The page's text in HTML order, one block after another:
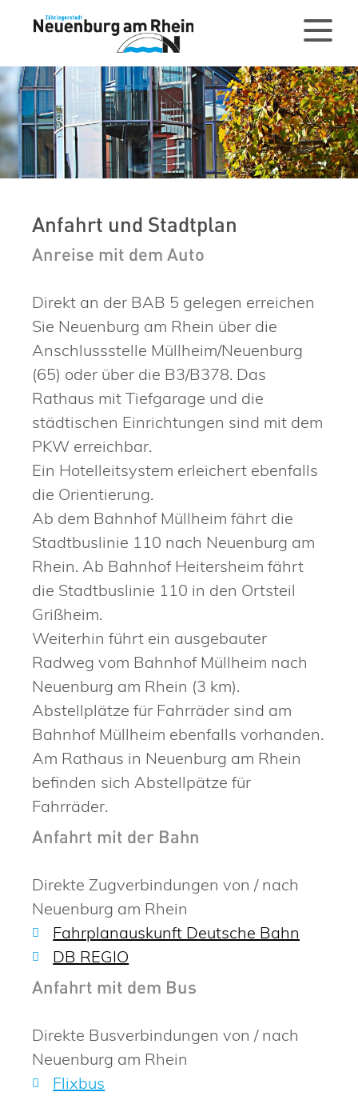
Anfahrt und Stadtplan
Anreise mit dem Auto
Direkt an der BAB 5 gelegen erreichen
Sie Neuenburg am Rhein über die
Anschlussstelle Müllheim/Neuenburg
(65) oder über die B3/B378. Das
Rathaus mit Tiefgarage und die
städtischen Einrichtungen sind mit dem
PKW erreichbar.
Ein Hotelleitsystem erleichert ebenfalls
die Orientierung.
Ab dem Bahnhof Müllheim fährt die
Stadtbuslinie 110 nach Neuenburg am
Rhein. Ab Bahnhof Heitersheim fährt
die Stadtbuslinie 110 in den Ortsteil
Grißheim.
Weiterhin führt ein ausgebauter
Radweg vom Bahnhof Müllheim nach
Neuenburg am Rhein (3 km).
Abstellplätze für Fahrräder sind am
Bahnhof Müllheim ebenfalls vorhanden.
Am Rathaus in Neuenburg am Rhein
befinden sich Abstellpätze für
Fahrräder.
Anfahrt mit der Bahn
Direkte Zugverbindungen von / nach
Neuenburg am Rhein
Fahrplanauskunft Deutsche Bahn
DB REGIO
Anfahrt mit dem Bus
Direkte Busverbindungen von / nach
Neuenburg am Rhein
Flixbus